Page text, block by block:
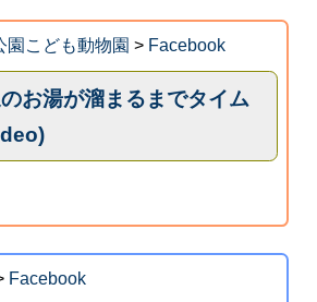
園こども動物園 > Facebook
お湯が溜まるまでタイム
Facebook